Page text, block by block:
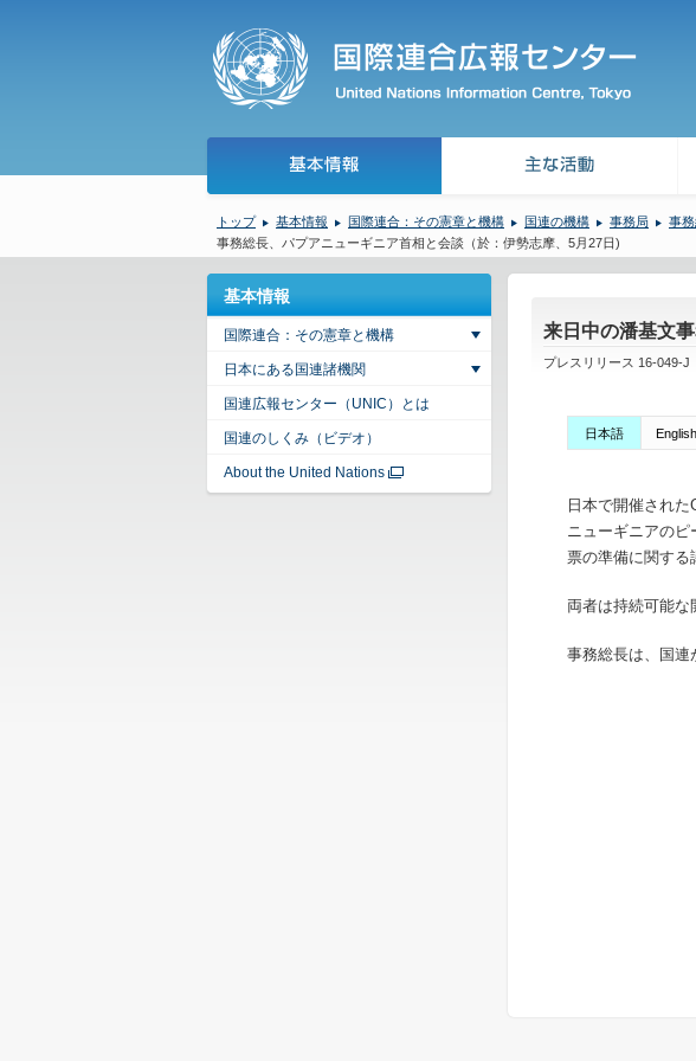
トップ 基本情報 国際連合：その憲章と機構 国連の機構 事務局 事
事務総長、パプアニューギニア首相と会談（於：伊勢志摩、5月27日)
来日中の潘基文
プレスリリース 16-049-
日本語 English
日本で開催され
ニューギニアの
票の準備に関する
両者は持続可能な
事務総長は、国連
基本情報
国際連合：その憲章と機構
日本にある国連諸機関
国連広報センター（UNIC）とは
国連のしくみ（ビデオ）
About the United Nations